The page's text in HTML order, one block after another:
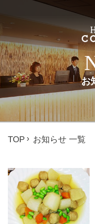
お
TOP お知らせ 一覧